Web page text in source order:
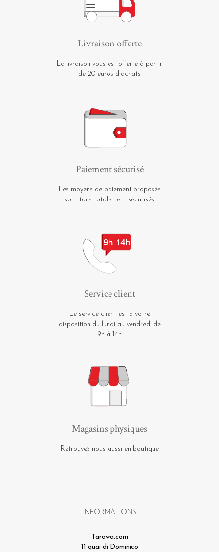
Livraison offerte
La livraison vous est offerte à partir
de 20 euros d'achats
Paiement sécurisé
Les moyens de paiement proposés
sont tous totalement sécurisés
Service client
Le service client est a votre
disposition du lundi au vendredi de
9h à 14h
Magasins physiques
Retrouvez nous aussi en boutique
INFORMATIONS
Tarawa.com
11 quai di Dominico